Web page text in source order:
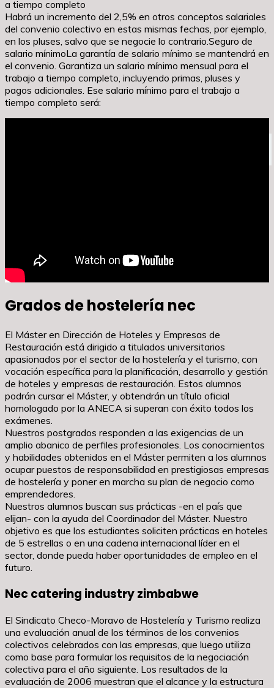
a tiempo completo
Habrá un incremento del 2,5% en otros conceptos salariales
del convenio colectivo en estas mismas fechas, por ejemplo,
en los pluses, salvo que se negocie lo contrario.Seguro de
salario mínimoLa garantía de salario mínimo se mantendrá en
el convenio. Garantiza un salario mínimo mensual para el
trabajo a tiempo completo, incluyendo primas, pluses y
pagos adicionales. Ese salario mínimo para el trabajo a
tiempo completo será:
Grados de hostelería nec
El Máster en Dirección de Hoteles y Empresas de
Restauración está dirigido a titulados universitarios
apasionados por el sector de la hostelería y el turismo, con
vocación específica para la planificación, desarrollo y gestión
de hoteles y empresas de restauración. Estos alumnos
podrán cursar el Máster, y obtendrán un título oficial
homologado por la ANECA si superan con éxito todos los
exámenes.
Nuestros postgrados responden a las exigencias de un
amplio abanico de perfiles profesionales. Los conocimientos
y habilidades obtenidos en el Máster permiten a los alumnos
ocupar puestos de responsabilidad en prestigiosas empresas
de hostelería y poner en marcha su plan de negocio como
emprendedores.
Nuestros alumnos buscan sus prácticas -en el país que
elijan- con la ayuda del Coordinador del Máster. Nuestro
objetivo es que los estudiantes soliciten prácticas en hoteles
de 5 estrellas o en una cadena internacional líder en el
sector, donde pueda haber oportunidades de empleo en el
futuro.
Nec catering industry zimbabwe
El Sindicato Checo-Moravo de Hostelería y Turismo realiza
una evaluación anual de los términos de los convenios
colectivos celebrados con las empresas, que luego utiliza
como base para formular los requisitos de la negociación
colectiva para el año siguiente. Los resultados de la
evaluación de 2006 muestran que el alcance y la estructura